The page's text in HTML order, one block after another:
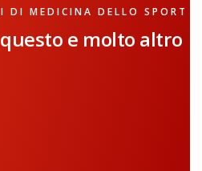
DI MEDICINA DELLO SPORT
e molto altro